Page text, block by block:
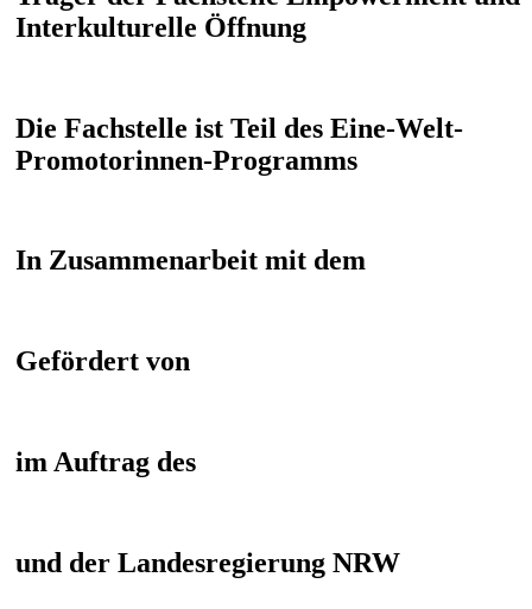
Interkulturelle Öffnung
Die Fachstelle ist Teil des Eine-Welt-
Promotorinnen-Programms
In Zusammenarbeit mit dem
Gefördert von
im Auftrag des
und der Landesregierung NRW